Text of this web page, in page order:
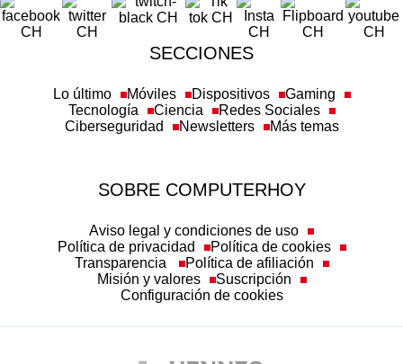
SECCIONES
Lo último Móviles Dispositivos
Gaming
Tecnología
Ciencia
Redes Sociales
Ciberseguridad
Newsletters Más temas
SOBRE COMPUTERHOY
Aviso legal y condiciones de uso
Política de privacidad
Política de cookies
Transparencia
Política de afiliación
Misión y valores
Suscripción
Configuración de cookies